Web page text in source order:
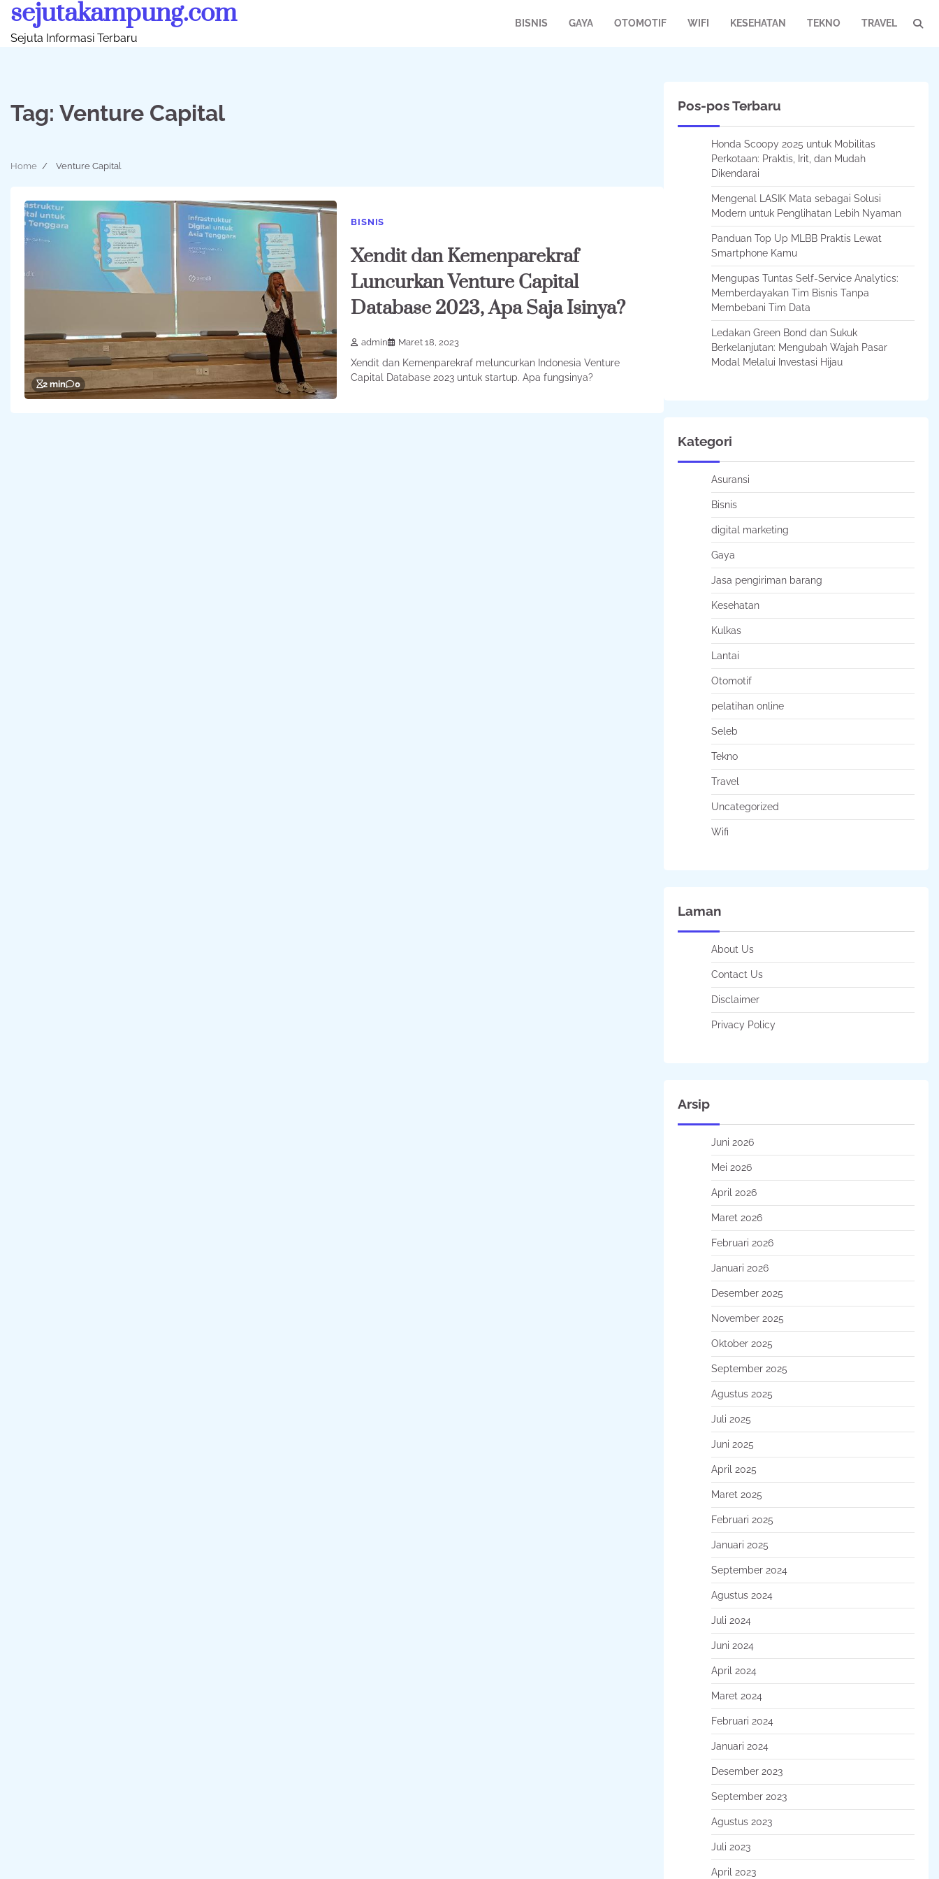
Skip
content
sejutakampung.com
Sejuta Informasi Terbaru
BISNIS GAYA OTOMOTIF WIFI KESEHATAN TEKNO TRAVEL
Tag: Venture Capital
Home Venture Capital
2 min 0
BISNIS
Xendit dan Kemenparekraf
Luncurkan Venture Capital
Database 2023, Apa Saja Isinya?
admin Maret 18, 2023
Xendit dan Kemenparekraf meluncurkan Indonesia Venture
Capital Database 2023 untuk startup. Apa fungsinya?
Pos-pos Terbaru
Honda Scoopy 2025 untuk Mobilitas
Perkotaan: Praktis, Irit, dan Mudah
Dikendarai
Mengenal LASIK Mata sebagai Solusi
Modern untuk Penglihatan Lebih Nyaman
Panduan Top Up MLBB Praktis Lewat
Smartphone Kamu
Mengupas Tuntas Self-Service Analytics:
Memberdayakan Tim Bisnis Tanpa
Membebani Tim Data
Ledakan Green Bond dan Sukuk
Berkelanjutan: Mengubah Wajah Pasar
Modal Melalui Investasi Hijau
Kategori
Asuransi
Bisnis
digital marketing
Gaya
Jasa pengiriman barang
Kesehatan
Kulkas
Lantai
Otomotif
pelatihan online
Seleb
Tekno
Travel
Uncategorized
Wifi
Laman
About Us
Contact Us
Disclaimer
Privacy Policy
Arsip
Juni 2026
Mei 2026
April 2026
Maret 2026
Februari 2026
Januari 2026
Desember 2025
November 2025
Oktober 2025
September 2025
Agustus 2025
Juli 2025
Juni 2025
April 2025
Maret 2025
Februari 2025
Januari 2025
September 2024
Agustus 2024
Juli 2024
Juni 2024
April 2024
Maret 2024
Februari 2024
Januari 2024
Desember 2023
September 2023
Agustus 2023
Juli 2023
April 2023